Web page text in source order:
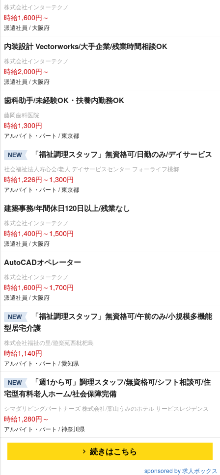
株式会社インターテクノ
時給1,600円～
派遣社員 / 大阪府
内装設計 Vectorworks/大手企業/残業時間相談OK
株式会社インターテクノ
時給2,000円～
派遣社員 / 大阪府
歯科助手/未経験OK・扶養内勤務OK
藤岡歯科医院
時給1,300円
アルバイト・パート / 東京都
NEW 「福祉調理スタッフ」無資格可/日勤のみ/デイサービス
社会福祉法人寿心会/老人 デイサービスセンター フォーライフ桃郷
時給1,226円～1,300円
アルバイト・パート / 東京都
建築事務/年間休日120日以上/残業なし
株式会社インターテクノ
時給1,400円～1,500円
派遣社員 / 大阪府
AutoCADオペレーター
株式会社インターテクノ
時給1,600円～1,700円
派遣社員 / 大阪府
NEW
「福祉調理スタッフ」無資格可/午前のみ/小規模多機能
型居宅介護
株式会社福祉の里/遊楽苑西枇杷島
時給1,140円
アルバイト・パート / 愛知県
NEW
「週1から可」調理スタッフ/無資格可/シフト相談可/住
宅型有料老人ホーム/社会保障完備
シマダリビングパートナーズ 株式会社/葉山うみのホテル サービスレジデンス
時給1,280円～
アルバイト・パート / 神奈川県
続きはこちら
sponsored by 求人ボックス